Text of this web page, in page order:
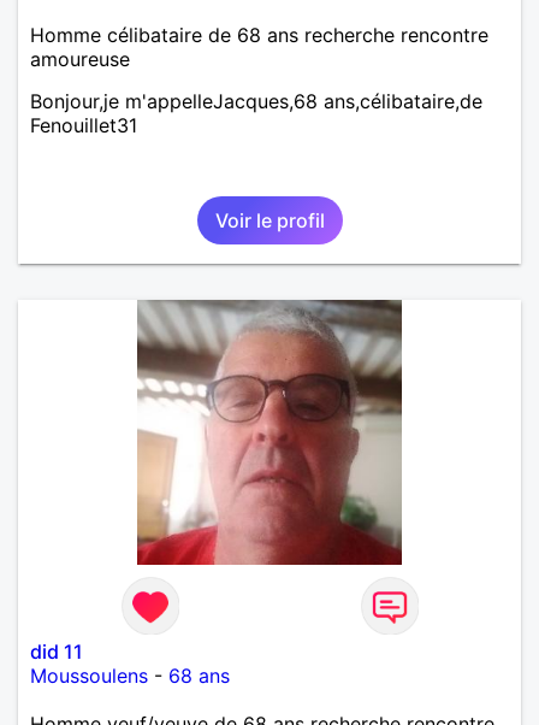
Homme célibataire de 68 ans recherche rencontre
amoureuse
Bonjour,je m'appelleJacques,68 ans,célibataire,de
Fenouillet31
Voir le profil
did 11
Moussoulens - 68 ans